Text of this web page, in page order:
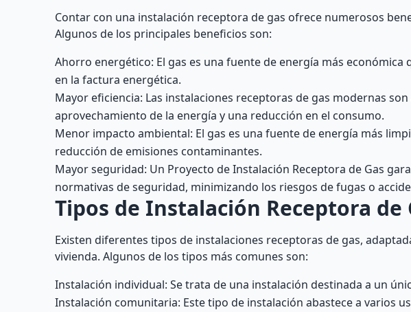
Contar con una instalación receptora de gas ofrece numerosos
Algunos de los principales beneficios son:
Ahorro energético: El gas es una fuente de energía más
en la factura energética.
Mayor eficiencia: Las instalaciones receptoras de gas modernas
aprovechamiento de la energía y una reducción en el consumo.
Menor impacto ambiental: El gas es una fuente de energía más
reducción de emisiones contaminantes.
Mayor seguridad: Un Proyecto de Instalación Receptora de Gas
normativas de seguridad, minimizando los riesgos de fugas o
Tipos de Instalación Receptora de
Existen diferentes tipos de instalaciones receptoras de gas,
vivienda. Algunos de los tipos más comunes son:
Instalación individual: Se trata de una instalación destinada a un
Instalación comunitaria: Este tipo de instalación abastece a varios